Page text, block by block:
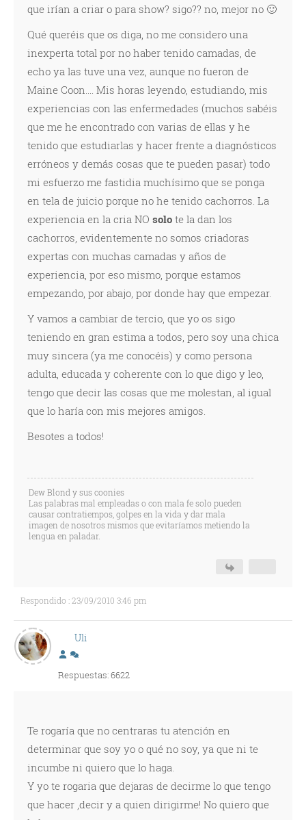
que irían a criar o para show? sigo?? no, mejor no 🙂
Qué queréis que os diga, no me considero una
inexperta total por no haber tenido camadas, de
echo ya las tuve una vez, aunque no fueron de
Maine Coon.... Mis horas leyendo, estudiando, mis
experiencias con las enfermedades (muchos sabéis
que me he encontrado con varias de ellas y he
tenido que estudiarlas y hacer frente a diagnósticos
erróneos y demás cosas que te pueden pasar) todo
mi esfuerzo me fastidia muchísimo que se ponga
en tela de juicio porque no he tenido cachorros. La
experiencia en la cria NO solo te la dan los
cachorros, evidentemente no somos criadoras
expertas con muchas camadas y años de
experiencia, por eso mismo, porque estamos
empezando, por abajo, por donde hay que empezar.
Y vamos a cambiar de tercio, que yo os sigo
teniendo en gran estima a todos, pero soy una chica
muy sincera (ya me conocéis) y como persona
adulta, educada y coherente con lo que digo y leo,
tengo que decir las cosas que me molestan, al igual
que lo haría con mis mejores amigos.
Besotes a todos!
Dew Blond y sus coonies
Las palabras mal empleadas o con mala fe solo pueden
causar contratiempos, golpes en la vida y dar mala
imagen de nosotros mismos que evitaríamos metiendo la
lengua en paladar.
Respondido : 23/09/2010 3:46 pm
Uli
Respuestas: 6622
Te rogaría que no centraras tu atención en
determinar que soy yo o qué no soy, ya que ni te
incumbe ni quiero que lo haga.
Y yo te rogaria que dejaras de decirme lo que tengo
que hacer ,decir y a quien dirigirme! No quiero que